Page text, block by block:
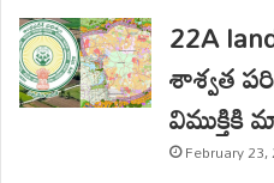
22A
శాశ్వత
విముక్తికి
February